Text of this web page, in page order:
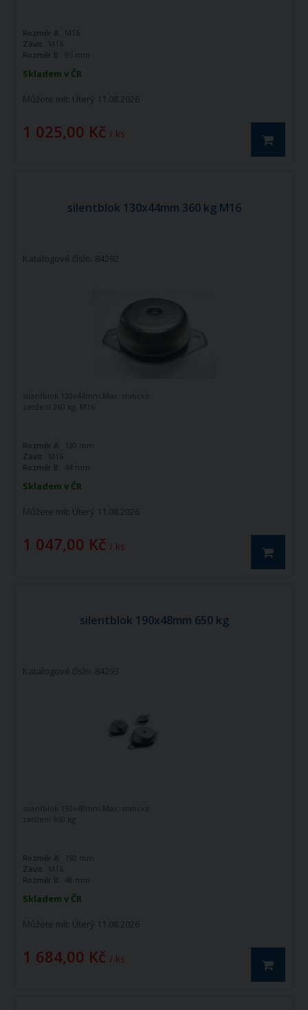
Skladem v ČR
Můžete mít: Úterý 11.08.2026
1 025,00 Kč / ks
Rozměr A: M16
Závit: M16
Rozměr B:
95 mm
silentblok 130x44mm 360 kg M16
Katalogové číslo: 84292
Skladem v ČR
Můžete mít: Úterý 11.08.2026
1 047,00 Kč / ks
silentblok 130x44mm.Max. statické
zatížení 360 kg. M16
Rozměr A:
130 mm
Závit: M16
Rozměr B:
44 mm
silentblok 190x48mm 650 kg
Katalogové číslo: 84293
Skladem v ČR
Můžete mít: Úterý 11.08.2026
1 684,00 Kč / ks
silentblok 190x48mm.Max. statické
zatížení 650 kg
Rozměr A:
190 mm
Závit: M16
Rozměr B:
48 mm